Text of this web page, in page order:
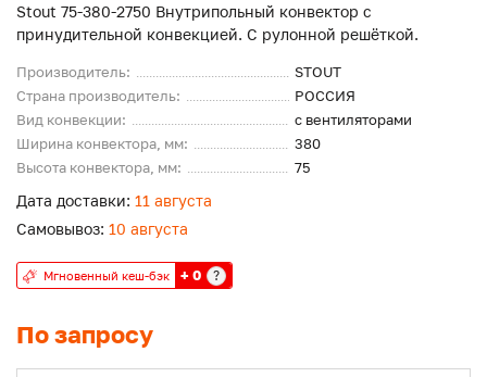
Stout 75-380-2750 Внутрипольный конвектор с
принудительной конвекцией. С рулонной решёткой.
Производитель:
STOUT
Страна производитель:
РОССИЯ
Вид конвекции:
с вентиляторами
Ширина конвектора, мм:
380
Высота конвектора, мм:
75
По запросу
Дата доставки: 11 августа
Самовывоз: 10 августа
Мгновенный кеш-бэк + 0 ?